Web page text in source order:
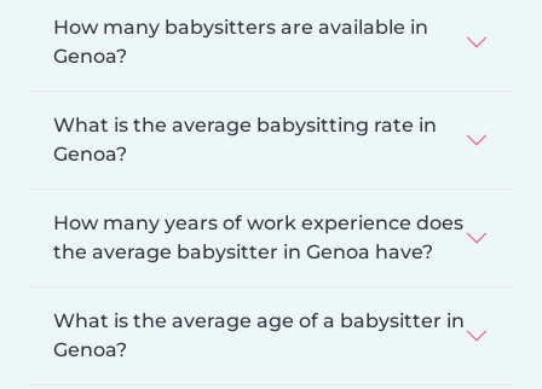
How many babysitters are available in
Genoa?
What is the average babysitting rate in
Genoa?
How many years of work experience does
the average babysitter in Genoa have?
What is the average age of a babysitter in
Genoa?